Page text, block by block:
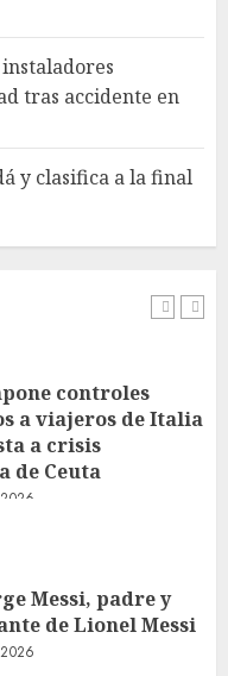
tras accidente en
y clasifica a la final
a la final del
Concacaf
la mañanera
controles
a viajeros de Italia
a crisis
de Ceuta
Messi, padre y
de Lionel Messi